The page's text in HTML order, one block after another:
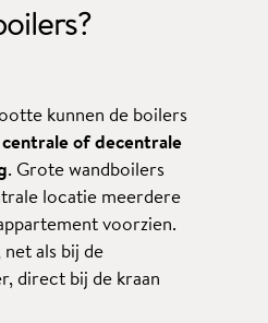
kunnen de boilers
centrale of decentrale
. Grote wandboilers
locatie meerdere
voorzien.
als bij de
direct bij de kraan